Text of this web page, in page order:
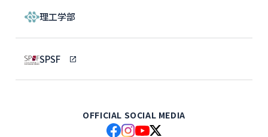
理工学部
SPSF
OFFICIAL SOCIAL MEDIA